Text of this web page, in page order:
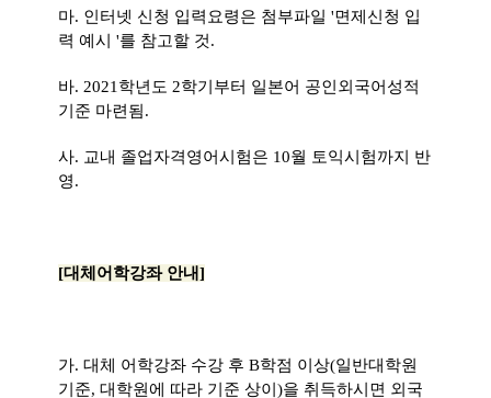
마. 인터넷 신청 입력요령은 첨부파일 '면제신청 입
력 예시 '를 참고할 것.
바. 2021학년도 2학기부터 일본어 공인외국어성적
기준 마련됨.
사. 교내 졸업자격영어시험은 10월 토익시험까지 반
영.
[대체어학강좌 안내]
가. 대체 어학강좌 수강 후 B학점 이상(일반대학원
기준, 대학원에 따라 기준 상이 )을 취득하시면 외국